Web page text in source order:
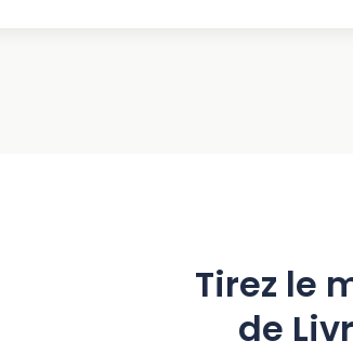
Tirez le
de